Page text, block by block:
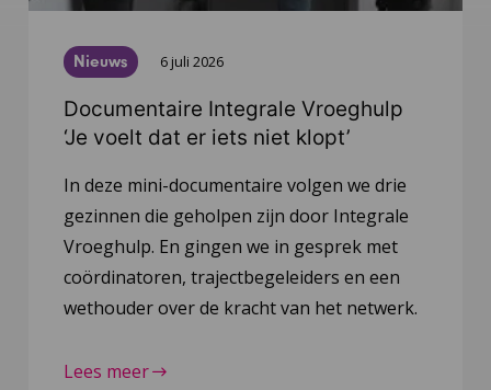
Nieuws 6 juli 2026
Documentaire Integrale Vroeghulp
‘Je voelt dat er iets niet klopt’
In deze mini-documentaire volgen we drie
gezinnen die geholpen zijn door Integrale
Vroeghulp. En gingen we in gesprek met
coördinatoren, trajectbegeleiders en een
wethouder over de kracht van het netwerk.
Lees meer